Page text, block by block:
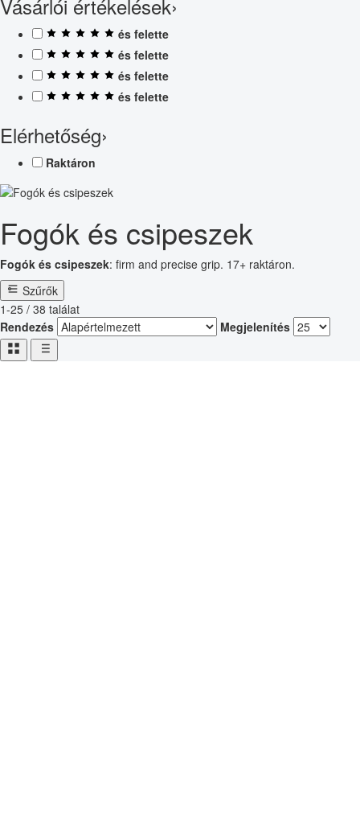
Vásárlói értékelések›
és felette
és felette
és felette
és felette
Elérhetőség›
Raktáron
Fogók és csipeszek
Fogók és csipeszek: firm and precise grip. 17+ raktáron.
Szűrők
1-25 / 38 találat
Rendezés
Megjelenítés